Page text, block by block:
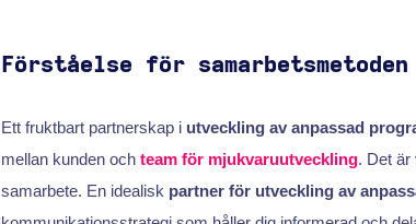
Förståelse för samarbetsmetoden
Ett fruktbart partnerskap i utveckling av anpassad
mellan kunden och team för mjukvaruutveckling. Det är
samarbete. En idealisk partner för utveckling av